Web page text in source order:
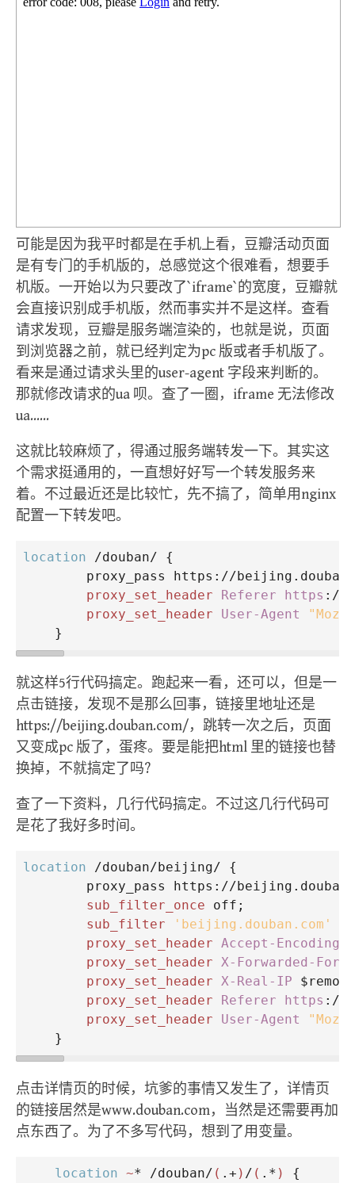
可能是因为我平时都是在手机上看，豆瓣活动页面
是有专门的手机版的，总感觉这个很难看，想要手
机版。一开始以为只要改了`iframe`的宽度，豆瓣就
会直接识别成手机版，然而事实并不是这样。查看
请求发现，豆瓣是服务端渲染的，也就是说，页面
到浏览器之前，就已经判定为pc 版或者手机版了。
看来是通过请求头里的user-agent 字段来判断的。
那就修改请求的ua 呗。查了一圈，iframe 无法修改
ua……
这就比较麻烦了，得通过服务端转发一下。其实这
个需求挺通用的，一直想好好写一个转发服务来
着。不过最近还是比较忙，先不搞了，简单用nginx
配置一下转发吧。
location /douban/ {
proxy_pass
https://
proxy_set_header
Referer https ://
proxy_set_header
User-Agent
    }
就这样5行代码搞定。跑起来一看，还可以，但是一
点击链接，发现不是那么回事，链接里地址还是
https://beijing.douban.com/，跳转一次之后，页面
又变成pc 版了，蛋疼。要是能把html 里的链接也替
换掉，不就搞定了吗?
查了一下资料，几行代码搞定。不过这几行代码可
是花了我好多时间。
location /douban/beijing/ {
proxy_pass
https://
sub_filter_once
sub_filter
'beijing.douban.com'
proxy_set_header Accept-Encoding
proxy_set_header X-Forwarded-For
proxy_set_header X-Real-IP
proxy_set_header
Referer https ://
proxy_set_header
User-Agent
    }
点击详情页的时候，坑爹的事情又发生了，详情页
的链接居然是www.douban.com，当然是还需要再加
点东西了。为了不多写代码，想到了用变量。
location ~* /douban/ ( .+ ) / ( .* )
{